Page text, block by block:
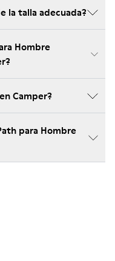
la talla adecuada?
Hombre
Camper?
para Hombre